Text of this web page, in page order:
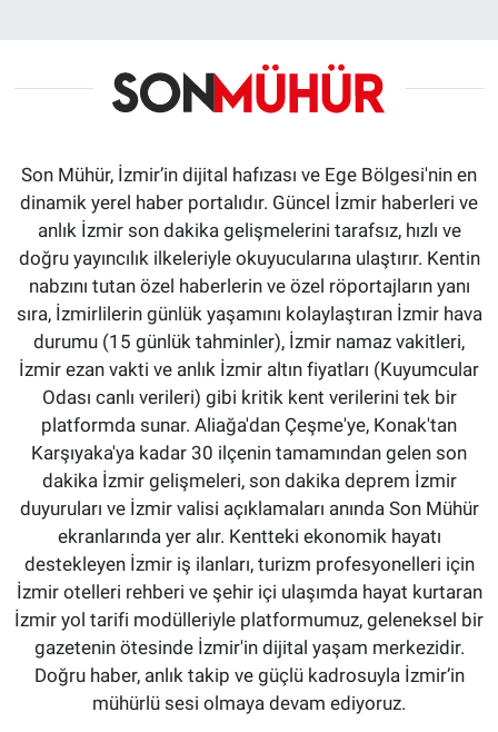
Son Mühür, İzmir’in dijital hafızası ve Ege Bölgesi'nin en
dinamik yerel haber portalıdır. Güncel İzmir haberleri ve
anlık İzmir son dakika gelişmelerini tarafsız, hızlı ve
doğru yayıncılık ilkeleriyle okuyucularına ulaştırır. Kentin
nabzını tutan özel haberlerin ve özel röportajların yanı
sıra, İzmirlilerin günlük yaşamını kolaylaştıran İzmir hava
durumu (15 günlük tahminler), İzmir namaz vakitleri,
İzmir ezan vakti ve anlık İzmir altın fiyatları (Kuyumcular
Odası canlı verileri) gibi kritik kent verilerini tek bir
platformda sunar. Aliağa'dan Çeşme'ye, Konak'tan
Karşıyaka'ya kadar 30 ilçenin tamamından gelen son
dakika İzmir gelişmeleri, son dakika deprem İzmir
duyuruları ve İzmir valisi açıklamaları anında Son Mühür
ekranlarında yer alır. Kentteki ekonomik hayatı
destekleyen İzmir iş ilanları, turizm profesyonelleri için
İzmir otelleri rehberi ve şehir içi ulaşımda hayat kurtaran
İzmir yol tarifi modülleriyle platformumuz, geleneksel bir
gazetenin ötesinde İzmir'in dijital yaşam merkezidir.
Doğru haber, anlık takip ve güçlü kadrosuyla İzmir’in
mühürlü sesi olmaya devam ediyoruz.